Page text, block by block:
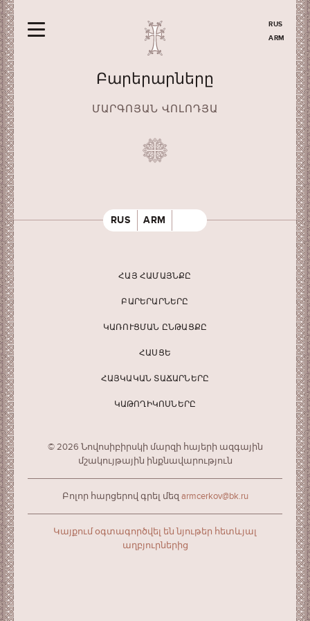
RUS
ARM
Բարերարները
ՄԱՐԳՈՅԱՆ ՎՈԼՈԴՅԱ
RUS ARM
ՀԱՅ ՀԱՄԱՅՆՔԸ
ԲԱՐԵՐԱՐՆԵՐԸ
ԿԱՌՈՒՑՄԱՆ ԸՆԹԱՑՔԸ
ՀԱՍՑԵ
ՀԱՅԿԱԿԱՆ ՏԱՃԱՐՆԵՐԸ
ԿԱԹՈՂԻԿՈՍՆԵՐԸ
© 2026 Նովոսիբիրսկի մարզի հայերի ազգային
մշակույթային ինքնավարություն
Բոլոր հարցերով գրել մեզ armcerkov@bk.ru
Կայքում օգտագործվել են նյութեր հետևյալ
աղբյուրներից